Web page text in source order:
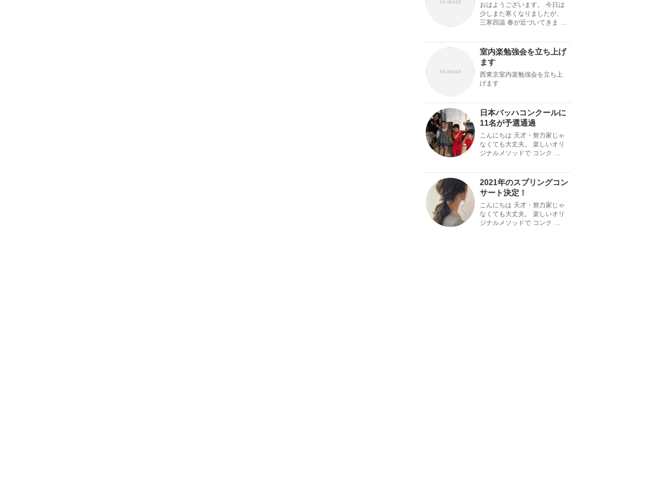
おはようございます。 今日は
少しまた寒くなりましたが、
三寒四温 春が近づいてきま …
室内楽勉強会を立ち上げ
ます
西東京室内楽勉強会を立ち上
げます
日本バッハコンクールに
11名が予選通過
こんにちは 天才・努力家じゃ
なくても大丈夫。 楽しいオリ
ジナルメソッドで コンク …
2021年のスプリングコン
サート決定！
こんにちは 天才・努力家じゃ
なくても大丈夫。 楽しいオリ
ジナルメソッドで コンク …